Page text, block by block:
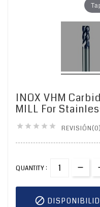
INOX VHM
MILL For
     REVISIÓN(0)
QUANTITY :
